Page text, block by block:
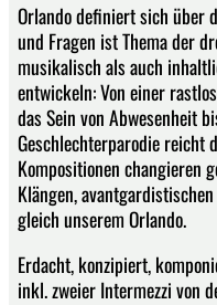
Orlando definiert sich über
und Fragen ist Thema der
musikalisch als auch
entwickeln: Von einer
das Sein von Abwesenheit
Geschlechterparodie reicht
Kompositionen changieren
Klängen,
gleich unserem Orlando.
Erdacht, konzipiert,
inkl. zweier Intermezzi von